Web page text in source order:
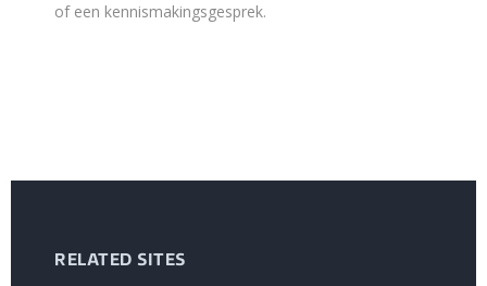
of een kennismakingsgesprek.
RELATED SITES